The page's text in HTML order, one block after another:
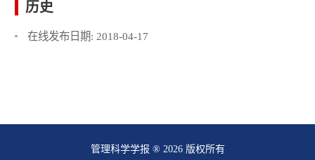
历史
在线发布日期: 2018-04-17
管理科学学报 ® 2026 版权所有